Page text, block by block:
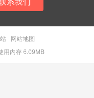
网站地图
用内存 6.09MB